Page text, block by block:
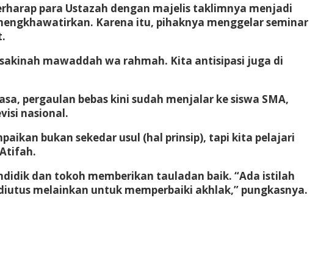
para Ustazah dengan majelis taklimnya menjadi
Karena itu, pihaknya menggelar seminar
mawaddah wa rahmah. Kita antisipasi juga di
pergaulan bebas kini sudah menjalar ke siswa SMA,
nasional.
bukan sekedar usul (hal prinsip), tapi kita pelajari
dan tokoh memberikan tauladan baik. “Ada istilah
melainkan untuk memperbaiki akhlak,” pungkasnya.